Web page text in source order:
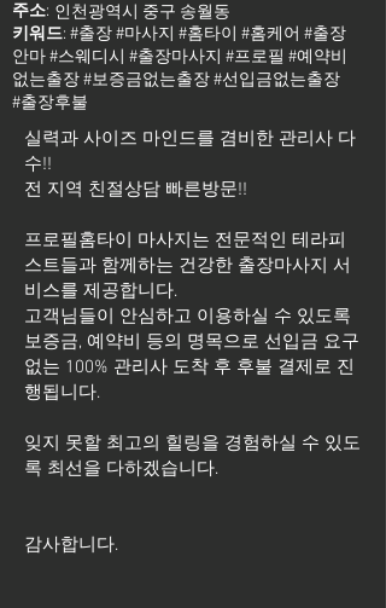
주소:
키워드: #출장 #마사지 #홈타이 #홈케어 #출장
안마 #스웨디시 #출장마사지 #프로필 #예약비
없는출장 #보증금없는출장 #선입금없는출장
#출장후불
인천광역시 중구 송월동
실력과 사이즈 마인드를 겸비한 관리사 다
수!!
전 지역 친절상담 빠른방문!!
프로필홈타이 마사지는 전문적인 테라피
스트들과 함께하는 건강한 출장마사지 서
비스를 제공합니다.
고객님들이 안심하고 이용하실 수 있도록
보증금, 예약비 등의 명목으로 선입금 요구
없는 100% 관리사 도착 후 후불 결제로 진
행됩니다.
잊지 못할 최고의 힐링을 경험하실 수 있도
록 최선을 다하겠습니다.
​감사합니다.